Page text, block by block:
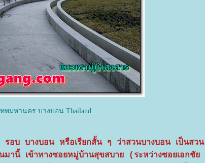
พมหานคร บางบอน Thailand
อบ บางบอน หรือเรียกสั้น ๆ ว่าสวนบางบอน เป็นสวน
มานี้ เข้าทางซอยหมู่บ้านสุขสบาย (ระหว่างซอยเอกชั